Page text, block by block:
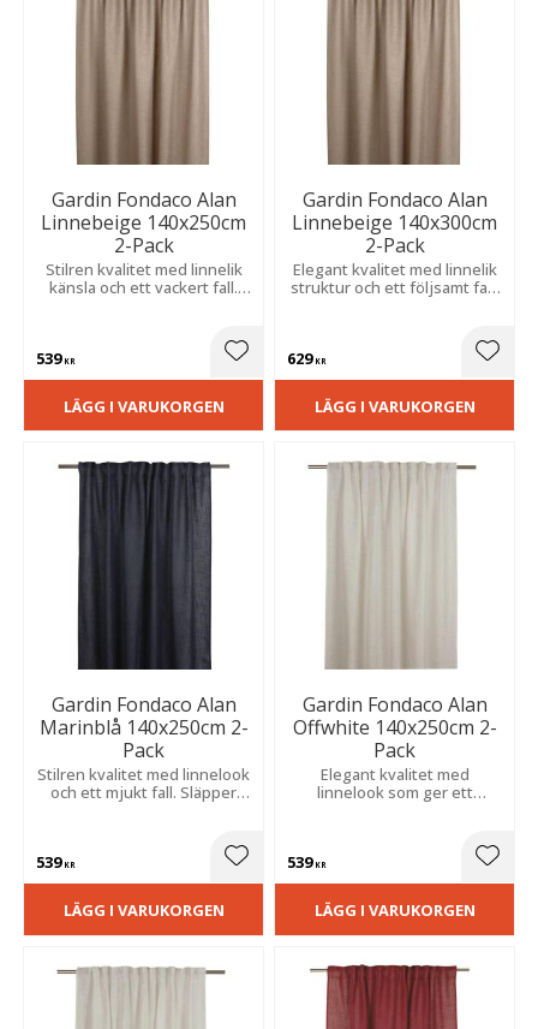
Gardin Fondaco Alan
Linnebeige 140x250cm
2-Pack
Stilren kvalitet med linnelik
känsla och ett vackert fall.
539KR Lägg till i favoriter
LÄGG I VARUKORGEN
Gardin Fondaco Alan
Linnebeige 140x300cm
2-Pack
Elegant kvalitet med linnelik
struktur och ett följsamt fall.
629KR
LÄGG I VARUKORGEN
Gardin Fondaco Alan
Marinblå 140x250cm 2-
Pack
Stilren kvalitet med linnelook
och ett mjukt fall. Släpper
lugn och harmonisk känsla.
539KR Lägg till i favoriter
LÄGG I VARUKORGEN
Gardin Fondaco Alan
Offwhite 140x250cm 2-
Pack
Elegant kvalitet med
linnelook som ger ett
539KR
LÄGG I VARUKORGEN